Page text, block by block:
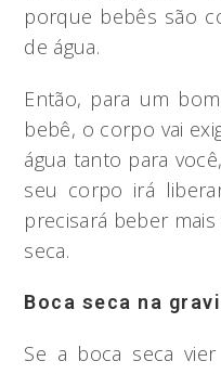
porque bebês são
de água.
Então, para um
bebê, o corpo vai
água tanto para
seu corpo irá
precisará beber
seca.
Boca seca na
Se a boca seca